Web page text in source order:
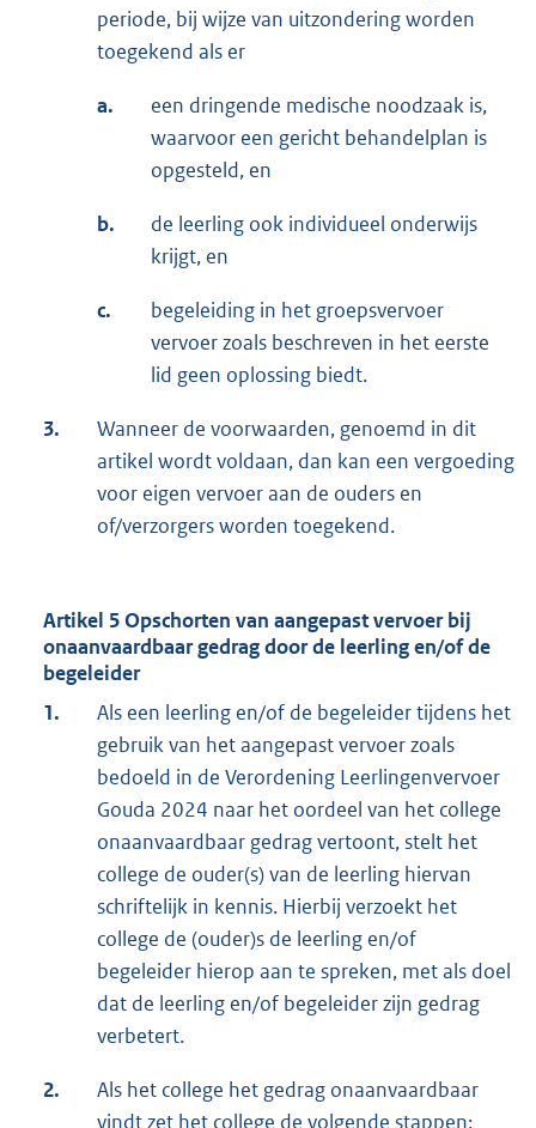
periode, bij wijze van uitzondering worden
toegekend als er
a.
een dringende medische noodzaak is,
waarvoor een gericht behandelplan is
opgesteld, en
b.
de leerling ook individueel onderwijs
krijgt, en
c.
begeleiding in het groepsvervoer
vervoer zoals beschreven in het eerste
lid geen oplossing biedt.
3.
Wanneer de voorwaarden, genoemd in dit
artikel wordt voldaan, dan kan een vergoeding
voor eigen vervoer aan de ouders en
of/verzorgers worden toegekend.
Artikel 5 Opschorten van aangepast vervoer bij
onaanvaardbaar gedrag door de leerling en/of de
begeleider
1.
Als een leerling en/of de begeleider tijdens het
gebruik van het aangepast vervoer zoals
bedoeld in de Verordening Leerlingenvervoer
Gouda 2024 naar het oordeel van het college
onaanvaardbaar gedrag vertoont, stelt het
college de ouder(s) van de leerling hiervan
schriftelijk in kennis. Hierbij verzoekt het
college de (ouder)s de leerling en/of
begeleider hierop aan te spreken, met als doel
dat de leerling en/of begeleider zijn gedrag
verbetert.
2.
Als het college het gedrag onaanvaardbaar
vindt zet het college de volgende stappen: